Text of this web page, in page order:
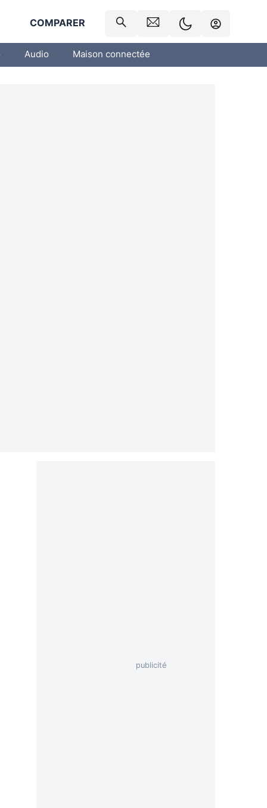
COMPARER
Audio Maison connectée